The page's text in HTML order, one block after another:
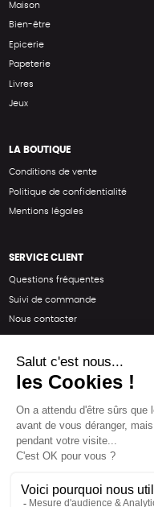
Maison
Bien-être
Epicerie
Papeterie
Livres
Jeux
LA BOUTIQUE
Conditions de vente
Politique de confidentialité
Mentions légales
SERVICE CLIENT
Questions fréquentes
Suivi de commande
Nous contacter
SUIVEZ-NOUS